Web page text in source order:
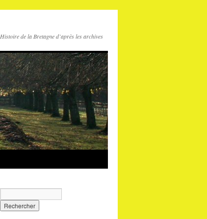
Histoire de la Bretagne d’après les archives